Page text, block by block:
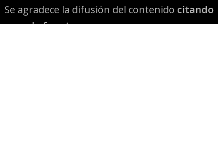
Se agradece la difusión del contenido citando
la fuente www.mapuexpress.org